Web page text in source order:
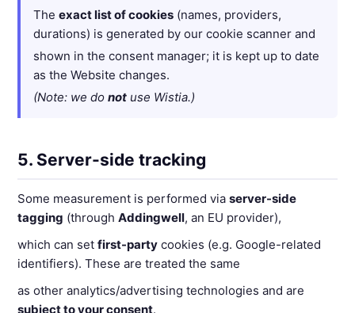
The exact list of cookies (names, providers,
durations) is generated by our cookie scanner and
shown in the consent manager; it is kept up to date
as the Website changes.
(Note: we do not use Wistia.)
5. Server-side tracking
Some measurement is performed via server-side
tagging (through Addingwell, an EU provider),
which can set first-party cookies (e.g. Google-related
identifiers). These are treated the same
as other analytics/advertising technologies and are
subject to your consent.